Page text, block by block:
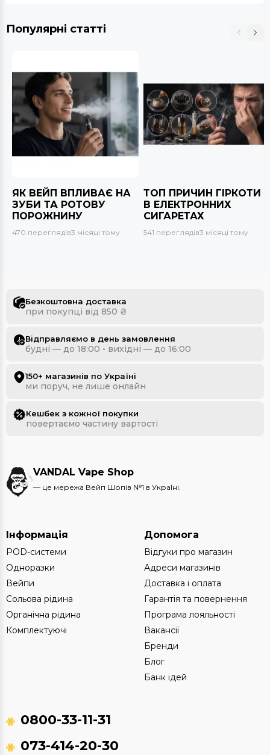
Популярні статті
ЯК ВЕЙП ВПЛИВАЄ НА
ЗУБИ ТА РОТОВУ
ПОРОЖНИНУ
470 переглядів3 місяці тому
ТОП ПРИЧИН ГІРКОТИ
В ЕЛЕКТРОННИХ
СИГАРЕТАХ
541 переглядів3 місяці тому
Безкоштовна доставка
при покупці від 850 ₴
Відправляємо в день замовлення
будні — до 18:00 • вихідні — до 16:00
150+ магазинів по Україні
ми поруч, не лише онлайн
Кешбек з кожної покупки
повертаємо частину вартості
VANDAL Vape Shop
— це мережа Вейп Шопів №1 в УкраЇні.
Інформація
POD-системи
Одноразки
Вейпи
Сольова рідина
Органічна рідина
Комплектуючі
Допомога
Відгуки про магазин
Адреси магазинів
Доставка і оплата
Гарантія та повернення
Програма лояльності
Вакансії
Бренди
Блог
Банк ідей
0800-33-11-31
073-414-20-30